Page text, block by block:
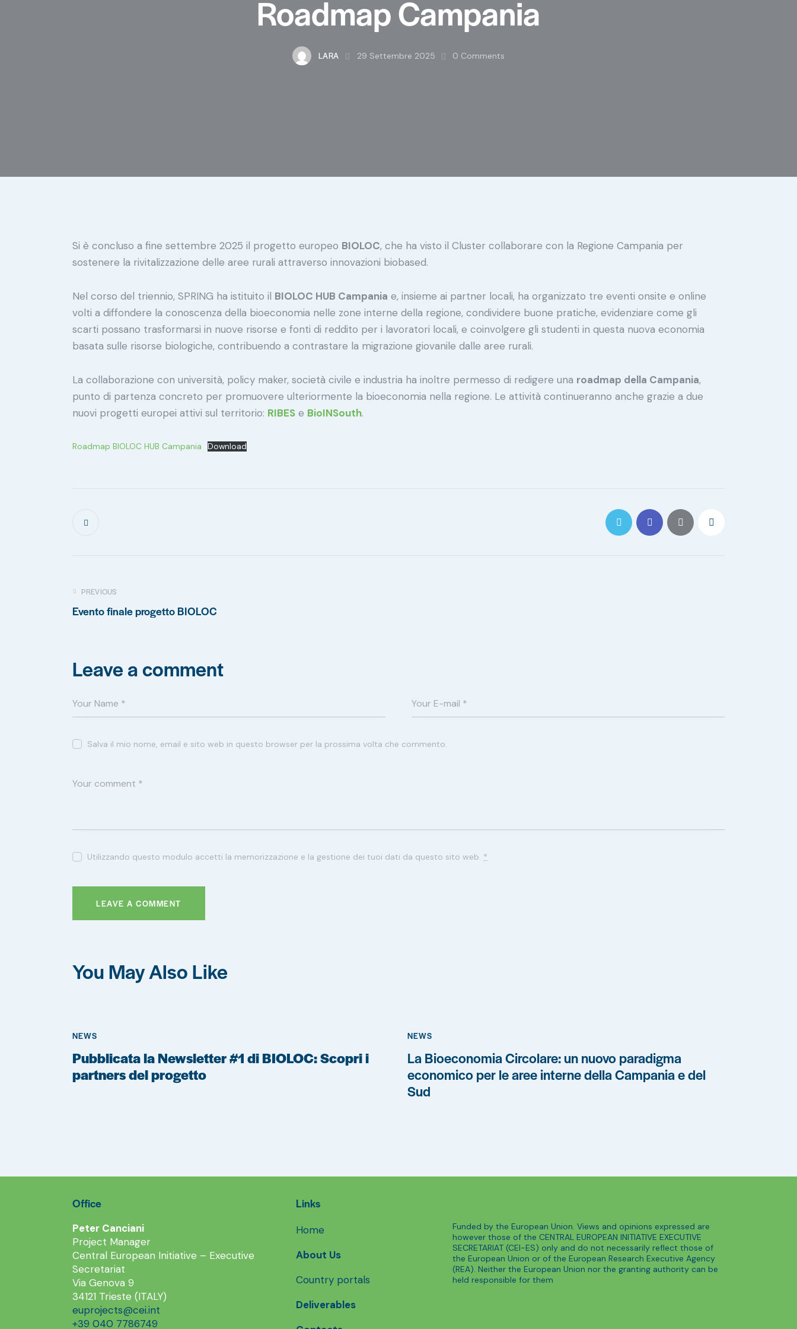
Roadmap Campania
LARA 29 Settembre 2025 0 Comments
Si è concluso a fine settembre 2025 il progetto europeo BIOLOC, che ha visto il Cluster collaborare con la Regione Campania per
sostenere la rivitalizzazione delle aree rurali attraverso innovazioni biobased.
Nel corso del triennio, SPRING ha istituito il BIOLOC HUB Campania e, insieme ai partner locali, ha organizzato tre eventi onsite e online
volti a diffondere la conoscenza della bioeconomia nelle zone interne della regione, condividere buone pratiche, evidenziare come gli
scarti possano trasformarsi in nuove risorse e fonti di reddito per i lavoratori locali, e coinvolgere gli studenti in questa nuova economia
basata sulle risorse biologiche, contribuendo a contrastare la migrazione giovanile dalle aree rurali.
La collaborazione con università, policy maker, società civile e industria ha inoltre permesso di redigere una roadmap della Campania,
punto di partenza concreto per promuovere ulteriormente la bioeconomia nella regione. Le attività continueranno anche grazie a due
nuovi progetti europei attivi sul territorio: RIBES e BioINSouth.
Roadmap BIOLOC HUB Campania Download
PREVIOUS
Evento finale progetto BIOLOC
Leave a comment
Salva il mio nome, email e sito web in questo browser per la prossima volta che commento.
Utilizzando questo modulo accetti la memorizzazione e la gestione dei tuoi dati da questo sito web. *
You May Also Like
NEWS
Pubblicata la Newsletter #1 di BIOLOC: Scopri i
partners del progetto
NEWS
La Bioeconomia Circolare: un nuovo paradigma
economico per le aree interne della Campania e del
Sud
Office
Peter Canciani
Project Manager
Central European Initiative – Executive
Secretariat
Via Genova 9
34121 Trieste (ITALY)
euprojects@cei.int
+39 040 7786749
Links
Home
About Us
Country portals
Deliverables
Funded by the European Union. Views and opinions expressed are
however those of the CENTRAL EUROPEAN INITIATIVE EXECUTIVE
SECRETARIAT (CEI-ES) only and do not necessarily reflect those of
the European Union or of the European Research Executive Agency
(REA). Neither the European Union nor the granting authority can be
held responsible for them